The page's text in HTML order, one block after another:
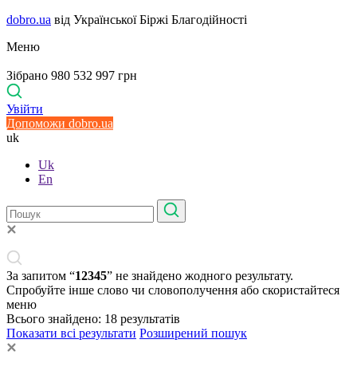
dobro.ua від Української Біржі Благодійності
Меню
Зібрано 980 532 997 грн
Увійти
Допоможи dobro.ua
uk
Uk
En
За запитом “12345” не знайдено жодного результату.
Спробуйте інше слово чи словополучення або скористайтеся
меню
Всього знайдено: 18 результатів
Показати всі результати Розширений пошук